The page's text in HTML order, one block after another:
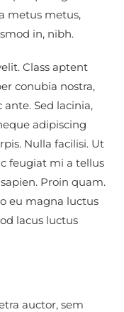
metus metus,
in, nibh.
Class aptent
conubia nostra,
Sed lacinia,
adipiscing
Nulla facilisi. Ut
feugiat mi a tellus
Proin quam.
eu magna luctus
lacus luctus
auctor, sem